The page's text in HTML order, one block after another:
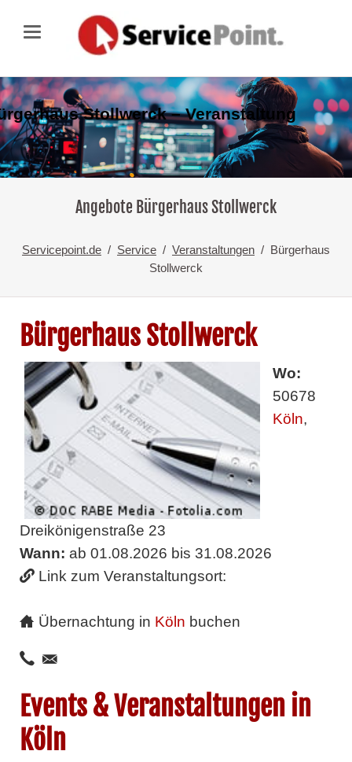
Stollwerck – Veranstaltung
Angebote Bürgerhaus Stollwerck
Servicepoint.de Service Veranstaltungen
Bürgerhaus
Stollwerck
Bürgerhaus Stollwerck
Wo:
50678
Köln,
Dreikönigenstraße 23
Wann: ab 01.08.2026 bis 31.08.2026
Link zum Veranstaltungsort:
Übernachtung in Köln buchen
Events & Veranstaltungen in
Köln